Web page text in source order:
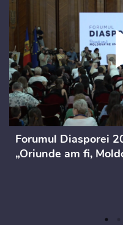
Forumul Diasporei
„Oriunde am fi,